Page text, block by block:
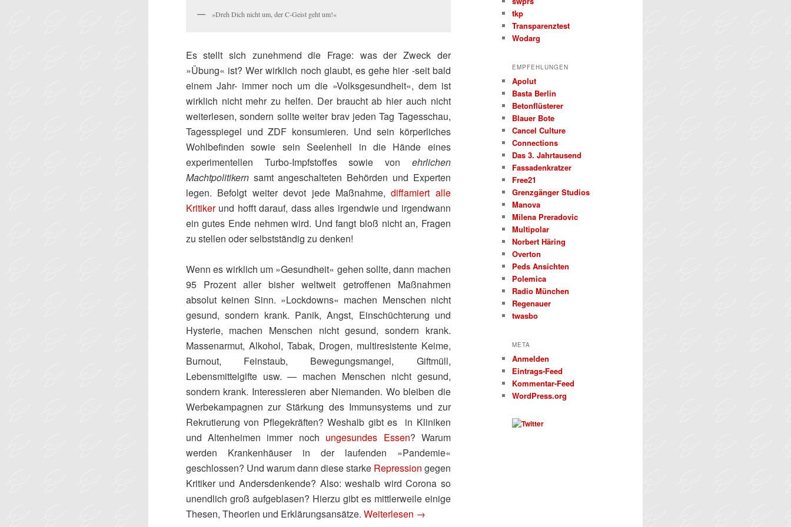
»Dreh Dich nicht um, der C‑Geist geht um!«
Es stellt sich zunehmend die Frage: was der Zweck der
»Übung« ist? Wer wirklich noch glaubt, es gehe hier ‑seit bald
einem Jahr- immer noch um die »Volksgesundheit«, dem ist
wirklich nicht mehr zu helfen. Der braucht ab hier auch nicht
weiterlesen, sondern sollte weiter brav jeden Tag Tagesschau,
Tagesspiegel und ZDF konsumieren. Und sein körperliches
Wohlbefinden sowie sein Seelenheil in die Hände eines
experimentellen Turbo-Impfstoffes sowie von ehrlichen
Machtpolitikernsamt angeschalteten Behörden und Experten
legen. Befolgt weiter devot jede Maßnahme,diffamiert alle
Kritikerund hofft darauf, dass alles irgendwie und irgendwann
ein gutes Ende nehmen wird. Und fangt bloß nicht an, Fragen
zu stellen oder selbstständig zu denken!
Wenn es wirklich um »Gesundheit« gehen sollte, dann machen
95 Prozent aller bisher weltweit getroffenen Maßnahmen
absolut keinen Sinn. »Lockdowns« machen Menschen nicht
gesund, sondern krank. Panik, Angst, Einschüchterung und
Hysterie, machen Menschen nicht gesund, sondern krank.
Massenarmut, Alkohol, Tabak, Drogen, multiresistente Keime,
Burnout, Feinstaub, Bewegungsmangel, Giftmüll,
Lebensmittelgifte usw. — machen Menschen nicht gesund,
sondern krank. Interessieren aber Niemanden. Wo bleiben die
Werbekampagnen zur Stärkung des Immunsystems und zur
Rekrutierung von Pflegekräften? Weshalb gibt es in Kliniken
und Altenheimen immer noch ungesundes Essen? Warum
werden Krankenhäuser in der laufenden »Pandemie«
geschlossen? Und warum dann diese starke Repression gegen
Kritiker und Andersdenkende? Also: weshalb wird Corona so
unendlich groß aufgeblasen? Hierzu gibt es mittlerweile einige
Thesen, Theorien und Erklärungsansätze. Weiterlesen →
tkp
Transparenztest
Wodarg
EMPFEHLUNGEN
Apolut
Basta Berlin
Betonflüsterer
Blauer Bote
Cancel Culture
Connections
Das 3. Jahrtausend
Fassadenkratzer
Free21
Grenzgänger Studios
Manova
Milena Preradovic
Multipolar
Norbert Häring
Overton
Peds Ansichten
Polemica
Radio München
Regenauer
twasbo
META
Anmelden
Eintrags-Feed
Kommentar-Feed
WordPress.org